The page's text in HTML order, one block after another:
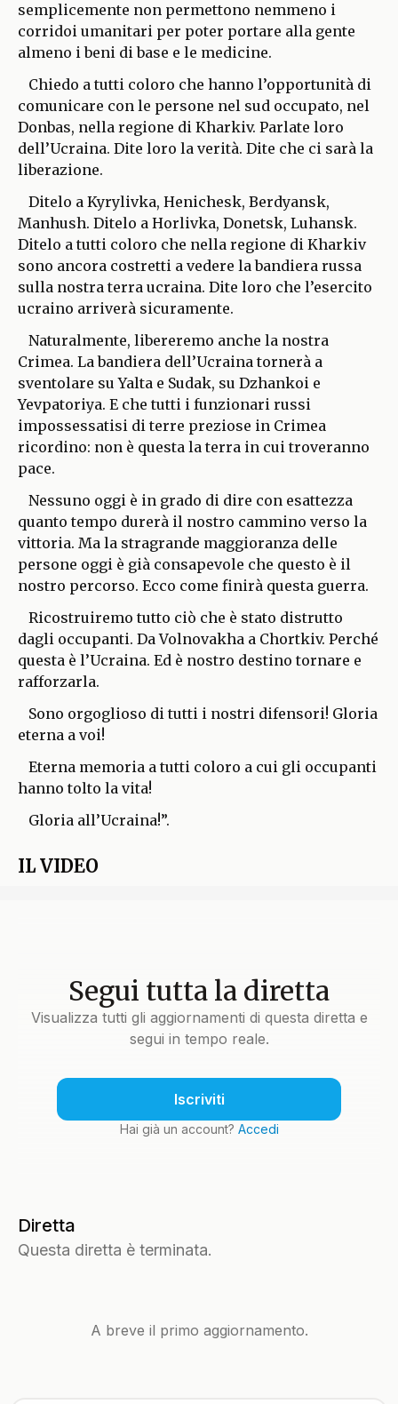
semplicemente non permettono nemmeno i
corridoi umanitari per poter portare alla gente
almeno i beni di base e le medicine.
Chiedo a tutti coloro che hanno l’opportunità di
comunicare con le persone nel sud occupato, nel
Donbas, nella regione di Kharkiv. Parlate loro
dell’Ucraina. Dite loro la verità. Dite che ci sarà la
liberazione.
Ditelo a Kyrylivka, Henichesk, Berdyansk,
Manhush. Ditelo a Horlivka, Donetsk, Luhansk.
Ditelo a tutti coloro che nella regione di Kharkiv
sono ancora costretti a vedere la bandiera russa
sulla nostra terra ucraina. Dite loro che l’esercito
ucraino arriverà sicuramente.
Naturalmente, libereremo anche la nostra
Crimea. La bandiera dell’Ucraina tornerà a
sventolare su Yalta e Sudak, su Dzhankoi e
Yevpatoriya. E che tutti i funzionari russi
impossessatisi di terre preziose in Crimea
ricordino: non è questa la terra in cui troveranno
pace.
Nessuno oggi è in grado di dire con esattezza
quanto tempo durerà il nostro cammino verso la
vittoria. Ma la stragrande maggioranza delle
persone oggi è già consapevole che questo è il
nostro percorso. Ecco come finirà questa guerra.
Ricostruiremo tutto ciò che è stato distrutto
dagli occupanti. Da Volnovakha a Chortkiv. Perché
questa è l’Ucraina. Ed è nostro destino tornare e
rafforzarla.
Sono orgoglioso di tutti i nostri difensori! Gloria
eterna a voi!
Eterna memoria a tutti coloro a cui gli occupanti
hanno tolto la vita!
Gloria all’Ucraina!”.
IL VIDEO
Segui tutta la diretta
Visualizza tutti gli aggiornamenti di questa diretta e
segui in tempo reale.
Iscriviti
Hai già un account? Accedi
Diretta
Questa diretta è terminata.
A breve il primo aggiornamento.